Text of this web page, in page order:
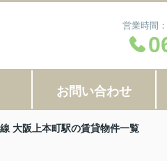
営業時間
お問い合わせ
大阪上本町駅の賃貸物件一覧